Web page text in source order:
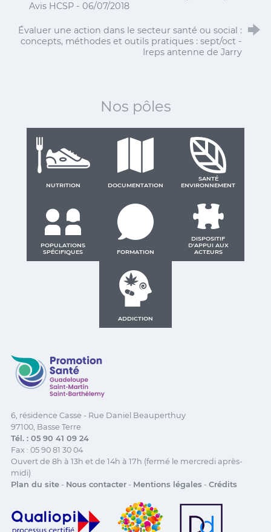
Avis HCSP - 06/07/2018
Évaluer une action dans le secteur santé ou social :
concepts, méthodes et outils pratiques : sept/oct -
Ireps antenne de Jarry
Nos pôles
NUTRITION DOCUMENTATION
SANTÉ
ENVIRONNEMENT
POPULATIONS
SPÉCIFIQUES
FORMATION
DISPOSITIF
D'APPUI AUX
ACTEURS
ADDICTION
Promotion Santé Guadeloupe, Saint-Martin, Saint
6, résidence Casse - Rue Daniel Beauperthuy
97100, Basse Terre
Tél. : 05 90 41 09 24
Fax : 05 90 81 30 04
Ouvert de 8h à 13h et de 14h à 17h (fermé le mercredi après-
midi)
Plan du site- Nous contacter- Mentions légales - Crédits